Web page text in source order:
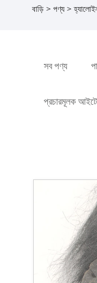
বাড়ি > পণ্য>
সব পণ্য
প্রচারমূলক